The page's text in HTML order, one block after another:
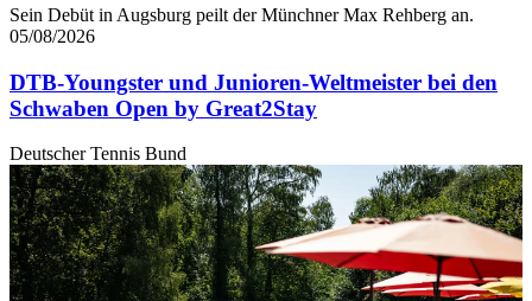
Sein Debüt in Augsburg peilt der Münchner Max Rehberg an.
05/08/2026
DTB-Youngster und Junioren-Weltmeister bei den
Schwaben Open by Great2Stay
Deutscher Tennis Bund